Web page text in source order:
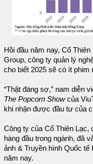
Hồi đầu năm nay, Cổ
Group, công ty quản lý
cho biết 2025 sẽ có ít phim
“Thật đáng sợ,” nam diễn
The Popcorn Showcủa
khi nhận được đầu tư của
Công ty của Cổ Thiên
hàng đầu trong ngành, đã
ảnh & Truyền hình Quốc tế
năm nay.